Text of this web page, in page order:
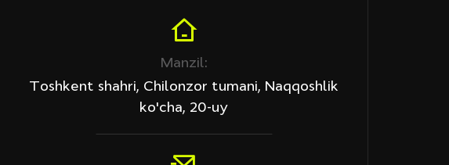
Manzil:
Toshkent shahri, Chilonzor tumani, Naqqoshlik
ko'cha, 20-uy